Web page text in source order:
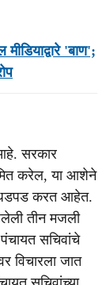
'बाण';
सरकार
करेल, या आशेने
धडपड करत आहेत.
तीन मजली
सचिवांचे
विचारला जात